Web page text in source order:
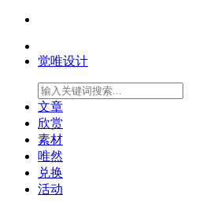
觉唯设计
文章
欣赏
素材
唯然
兑换
活动